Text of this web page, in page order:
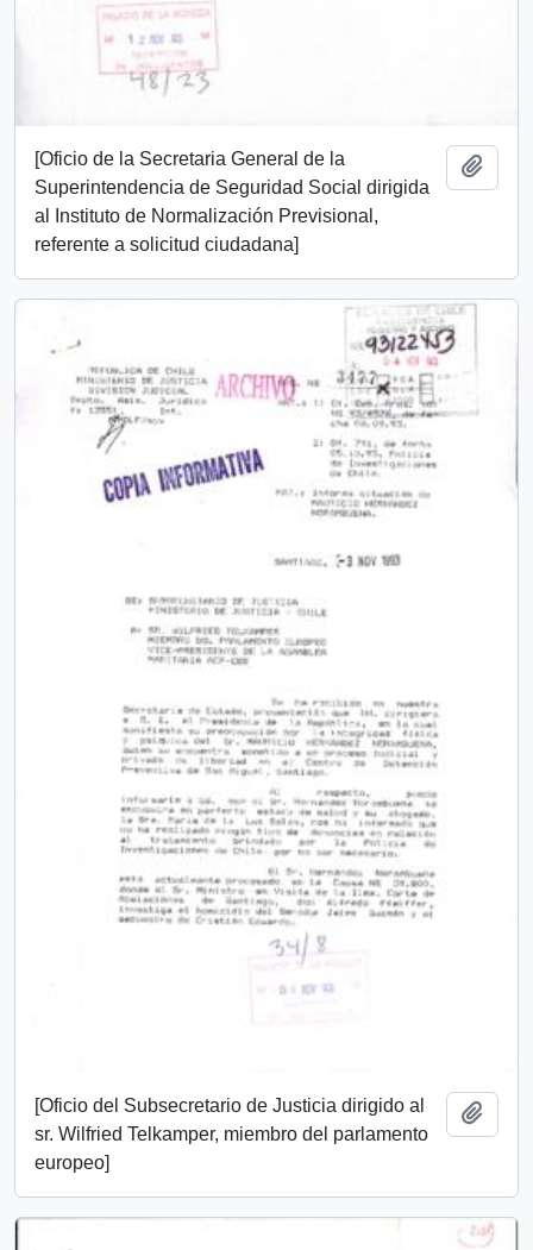
[Oficio de la Secretaria General de la
Superintendencia de Seguridad Social dirigida
al Instituto de Normalización Previsional,
referente a solicitud ciudadana]
[Oficio del Subsecretario de Justicia dirigido al
sr. Wilfried Telkamper, miembro del parlamento
europeo]